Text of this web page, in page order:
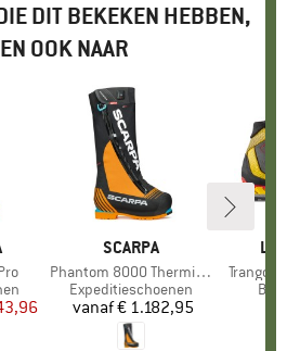
DIT BEKEKEN HEBBEN,
OOK NAAR
prijs
MERK
SCARPA
Artikel
Phantom 8000 Thermic HD
Productgroep
Expeditieschoenen
Prijs
vanaf€ 1.182,95
LA
Artikel
Trango